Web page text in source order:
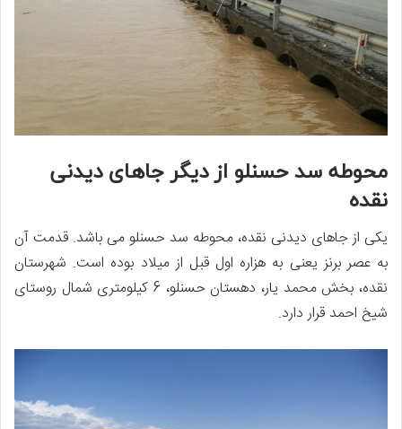
محوطه سد حسنلو از دیگر جاهای دیدنی
نقده
یکی از جاهای دیدنی نقده، محوطه سد حسنلو می باشد. قدمت آن
به عصر برنز یعنی به هزاره اول قبل از میلاد بوده است. شهرستان
نقده، بخش محمد یار، دهستان حسنلو، 6 کیلومتری شمال روستای
شیخ احمد قرار دارد.